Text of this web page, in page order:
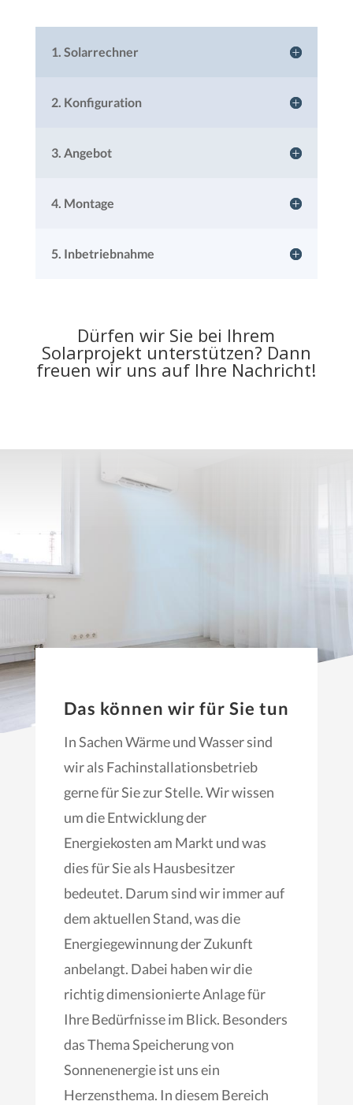
1. Solarrechner
2. Konfiguration
3. Angebot
4. Montage
5. Inbetriebnahme
Dürfen wir Sie bei Ihrem
Solarprojekt unterstützen? Dann
freuen wir uns auf Ihre Nachricht!
Das können wir für Sie tun
In Sachen Wärme und Wasser sind
wir als Fachinstallationsbetrieb
gerne für Sie zur Stelle. Wir wissen
um die Entwicklung der
Energiekosten am Markt und was
dies für Sie als Hausbesitzer
bedeutet. Darum sind wir immer auf
dem aktuellen Stand, was die
Energiegewinnung der Zukunft
anbelangt. Dabei haben wir die
richtig dimensionierte Anlage für
Ihre Bedürfnisse im Blick. Besonders
das Thema Speicherung von
Sonnenenergie ist uns ein
Herzensthema. In diesem Bereich